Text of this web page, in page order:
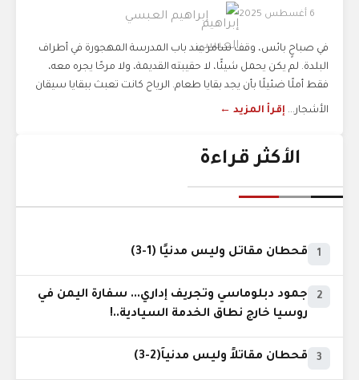
6 أغسطس 2025 إبراهيم العبسي
في صباحٍ بائس، وقف سامر عند باب المدرسة المهجورة في أطراف
البلدة. لم يكن يحمل شيئًا، لا حقيبته القديمة، ولا مرحًا يجره معه،
فقط أملًا ضئيلًا بأن يجد بقايا طعام. الرياح كانت تعبث ببقايا سيقان
الأشجار... إقرأ المزيد ←
الأكثر قراءة
1 قحطان مقاتل وليس مدنيًا (1-3)
2
جمود دبلوماسي وتجريف إداري... سفارة اليمن في
روسيا خارج نطاق الخدمة السيادية..!
3 قحطان مقاتلاً وليس مدنياً(2-3)